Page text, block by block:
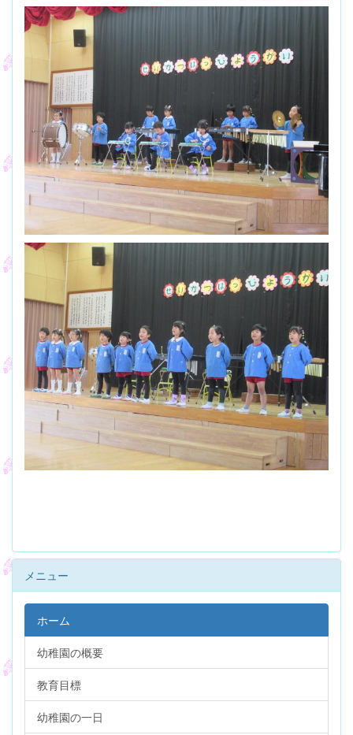
メニュー
ホーム
幼稚園の概要
教育目標
幼稚園の一日